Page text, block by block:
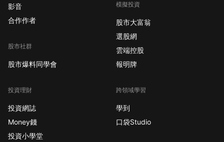
影音
合作作者
股市社群
股市爆料同學會
投資理財
投資網誌
Money錢
投資小學堂
模擬投資
股市大富翁
選股網
雲端控股
報明牌
跨領域學習
學到
口袋Studio